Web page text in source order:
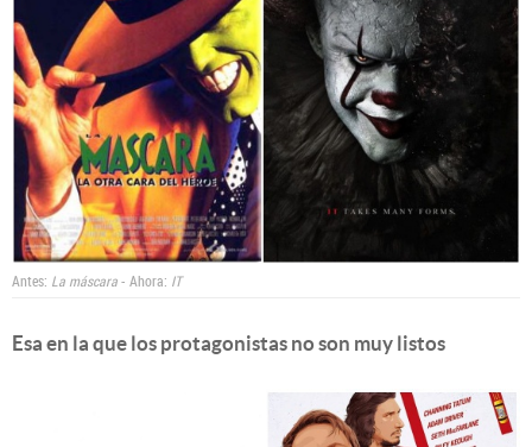
Antes: La máscara- Ahora: IT
Esa en la que los protagonistas no son muy listos